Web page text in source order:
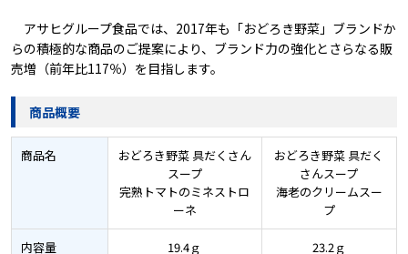
アサヒグループ食品では、2017年も「おどろき野菜」ブランドか
らの積極的な商品のご提案により、ブランド力の強化とさらなる販
売増（前年比117％）を目指します。
商品概要
商品名
おどろき野菜 具だくさん
スープ
完熟トマトのミネストロ
ーネ
おどろき野菜 具だく
さんスープ
海老のクリームスー
プ
内容量 19.4ｇ 23.2ｇ